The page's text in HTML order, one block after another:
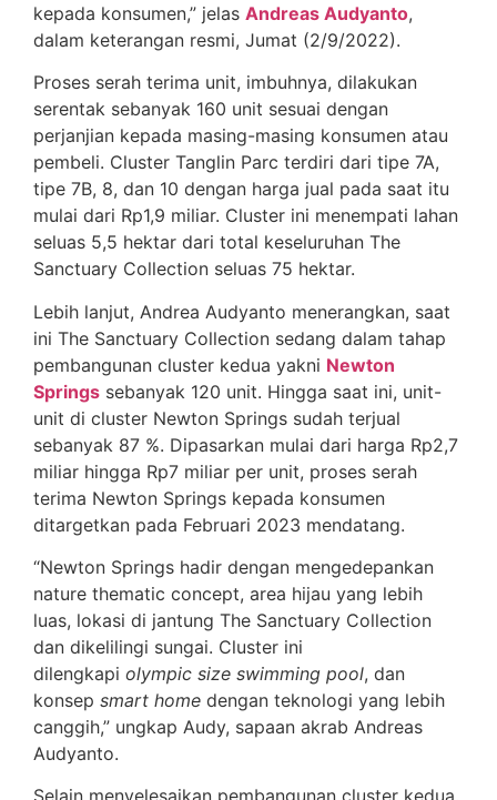
kepada konsumen,” jelas Andreas Audyanto,
dalam keterangan resmi, Jumat (2/9/2022).
Proses serah terima unit, imbuhnya, dilakukan
serentak sebanyak 160 unit sesuai dengan
perjanjian kepada masing-masing konsumen atau
pembeli. Cluster Tanglin Parc terdiri dari tipe 7A,
tipe 7B, 8, dan 10 dengan harga jual pada saat itu
mulai dari Rp1,9 miliar. Cluster ini menempati lahan
seluas 5,5 hektar dari total keseluruhan The
Sanctuary Collection seluas 75 hektar.
Lebih lanjut, Andrea Audyanto menerangkan, saat
ini The Sanctuary Collection sedang dalam tahap
pembangunan cluster kedua yakni Newton
Springs sebanyak 120 unit. Hingga saat ini, unit-
unit di cluster Newton Springs sudah terjual
sebanyak 87 %. Dipasarkan mulai dari harga Rp2,7
miliar hingga Rp7 miliar per unit, proses serah
terima Newton Springs kepada konsumen
ditargetkan pada Februari 2023 mendatang.
“Newton Springs hadir dengan mengedepankan
nature thematic concept, area hijau yang lebih
luas, lokasi di jantung The Sanctuary Collection
dan dikelilingi sungai. Cluster ini
dilengkapi olympic size swimming pool, dan
konsep smart home dengan teknologi yang lebih
canggih,” ungkap Audy, sapaan akrab Andreas
Audyanto.